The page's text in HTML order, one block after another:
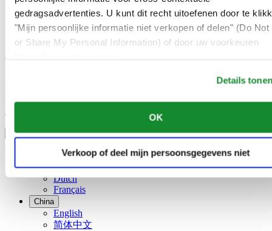
gedragsadvertenties. U kunt dit recht uitoefenen door te
"Mijn persoonlijke informatie niet verkopen of delen" (Do Not
or Share My Personal Information) of door uw voorkeuren
Details
OK
Verkoop of deel mijn persoonsgegevens niet
Gebruikersvoorwaarden
Privacyverklaring
Cookie meldingen
Word lid van de CERTINA club
Meld je aan en ontvang exclusieve aanbiedingen en
productrecensies
Taalkeuze
Belgium
Dutch
Français
China
English
简体中文